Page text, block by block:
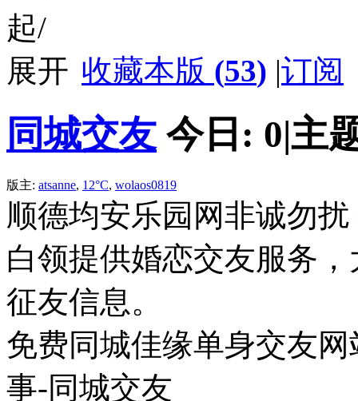
收藏本版 (53) |订阅
同城交友 今日: 0|主
版主: atsanne, 12°C, wolaos0819
顺德均安乐园网非诚勿
白领提供婚恋交友服务
征友信息。
免费同城佳缘单身交友
事-同城交友